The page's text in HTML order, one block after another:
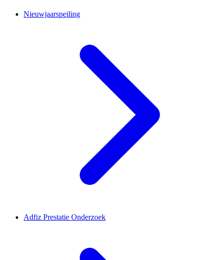
Nieuwjaarspeiling
Adfiz Prestatie Onderzoek